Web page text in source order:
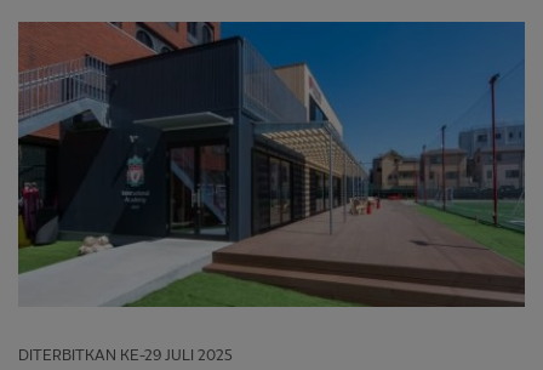
DITERBITKAN KE-29 JULI 2025